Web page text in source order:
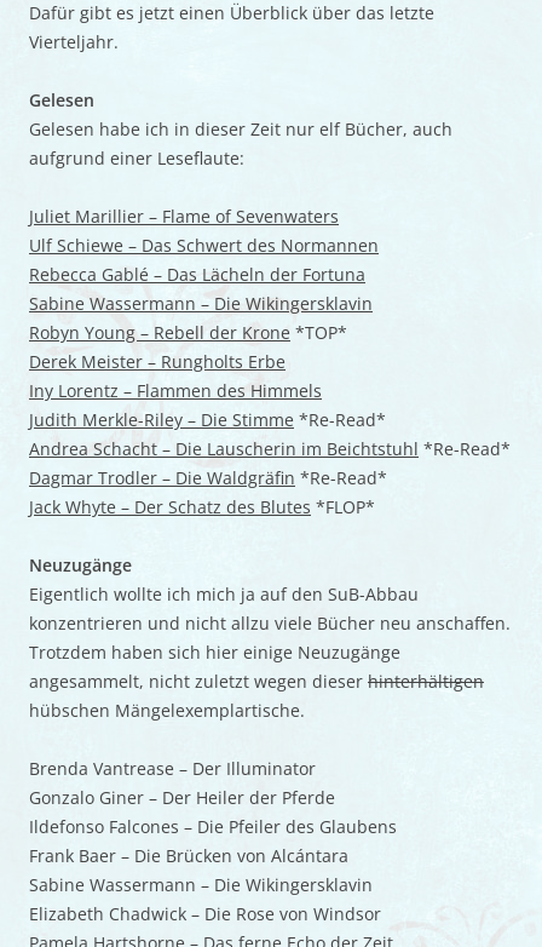
Dafür gibt es jetzt einen Überblick über das letzte
Vierteljahr.
Gelesen
Gelesen habe ich in dieser Zeit nur elf Bücher, auch
aufgrund einer Leseflaute:
Juliet Marillier – Flame of Sevenwaters
Ulf Schiewe – Das Schwert des Normannen
Rebecca Gablé – Das Lächeln der Fortuna
Sabine Wassermann – Die Wikingersklavin
Robyn Young – Rebell der Krone *TOP*
Derek Meister – Rungholts Erbe
Iny Lorentz – Flammen des Himmels
Judith Merkle-Riley – Die Stimme *Re-Read*
Andrea Schacht – Die Lauscherin im Beichtstuhl *Re-Read*
Dagmar Trodler – Die Waldgräfin *Re-Read*
Jack Whyte – Der Schatz des Blutes *FLOP*
Neuzugänge
Eigentlich wollte ich mich ja auf den SuB-Abbau
konzentrieren und nicht allzu viele Bücher neu anschaffen.
Trotzdem haben sich hier einige Neuzugänge
angesammelt, nicht zuletzt wegen dieser hinterhältigen
hübschen Mängelexemplartische.
Brenda Vantrease – Der Illuminator
Gonzalo Giner – Der Heiler der Pferde
Ildefonso Falcones – Die Pfeiler des Glaubens
Frank Baer – Die Brücken von Alcántara
Sabine Wassermann – Die Wikingersklavin
Elizabeth Chadwick – Die Rose von Windsor